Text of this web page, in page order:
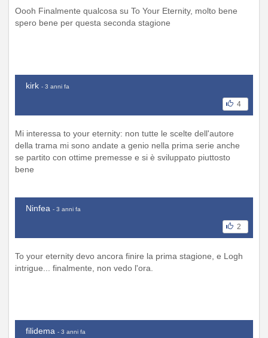
Oooh Finalmente qualcosa su To Your Eternity, molto bene
spero bene per questa seconda stagione
kirk - 3 anni fa
4
Mi interessa to your eternity: non tutte le scelte dell'autore
della trama mi sono andate a genio nella prima serie anche
se partito con ottime premesse e si è sviluppato piuttosto
bene
Ninfea - 3 anni fa
2
To your eternity devo ancora finire la prima stagione, e Logh
intrigue... finalmente, non vedo l'ora.
filidema - 3 anni fa